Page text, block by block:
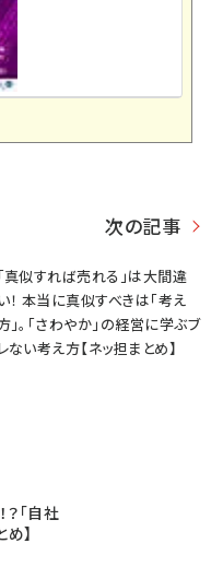
次の記事
「真似すれば売れる」は大間違
！ 本当に真似すべきは「考え
」。「さわやか」の経営に学ぶブ
レない考え方【ネッ担まとめ】
「自社
】